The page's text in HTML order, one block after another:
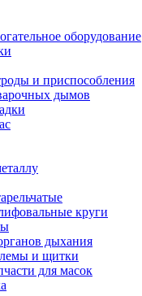
оборудование
и приспособления
дымов
круги
дыхания
и щитки
для масок